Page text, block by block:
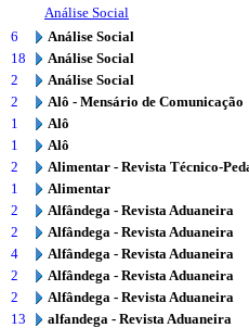
Análise Social
6
Análise Social
18
Análise Social
2
Análise Social
2
Alô - Mensário de Comunicação
1
Alô
1
Alô
2
Alimentar - Revista Técnico-
1
Alimentar
2
Alfândega - Revista Aduaneira
2
Alfândega - Revista Aduaneira
4
Alfândega - Revista Aduaneira
2
Alfândega - Revista Aduaneira
2
Alfândega - Revista Aduaneira
13
alfandega - Revista Aduaneira